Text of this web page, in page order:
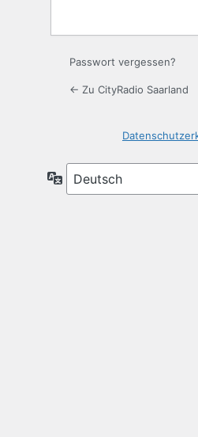
Passwort vergessen?
← Zu CityRadio Saarland
Sprache